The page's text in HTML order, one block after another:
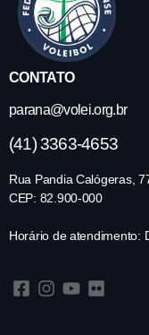
CONTATO
parana@volei.org.br
(41) 3363-4653
Rua Pandia Calógeras,
CEP: 82.900-000
Horário de atendimento: